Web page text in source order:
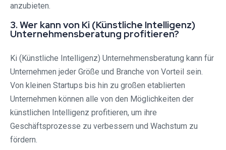
anzubieten.
3. Wer kann von Ki (Künstliche Intelligenz)
Unternehmensberatung profitieren?
Ki (Künstliche Intelligenz) Unternehmensberatung kann für
Unternehmen jeder Größe und Branche von Vorteil sein.
Von kleinen Startups bis hin zu großen etablierten
Unternehmen können alle von den Möglichkeiten der
künstlichen Intelligenz profitieren, um ihre
Geschäftsprozesse zu verbessern und Wachstum zu
fördern.